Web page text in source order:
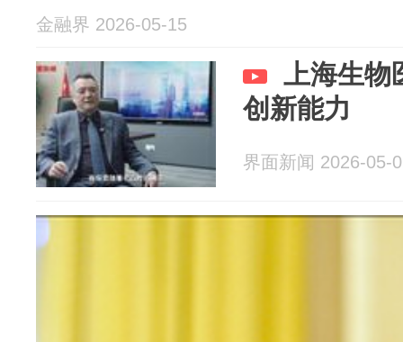
金融界 2026-05-15
上海生物
创新能力
界面新闻 2026-05-